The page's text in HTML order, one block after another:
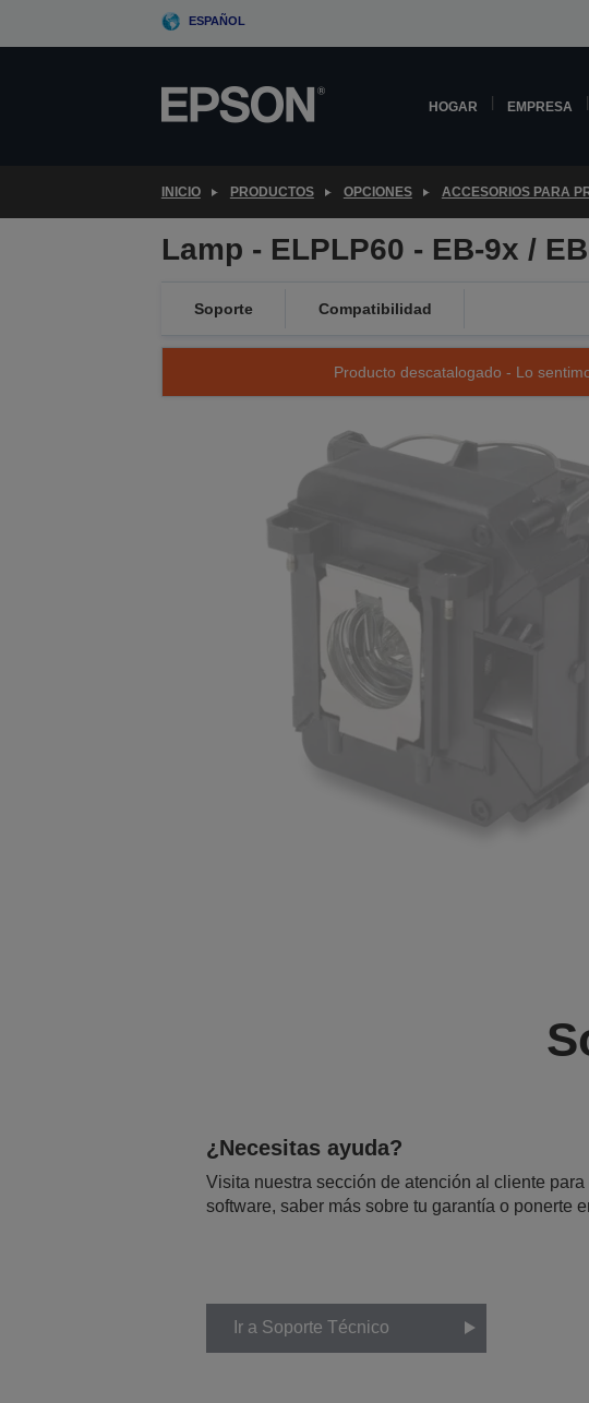
ESPAÑOL
HOGAR EMPRESA
INICIO PRODUCTOS OPCIONES ACCESORIOS PARA
Lamp - ELPLP60 - EB-9x /
Soporte Compatibilidad
Producto descatalogado - Lo
¿Necesitas ayuda?
Visita nuestra sección de atención al cliente
software, saber más sobre tu garantía o ponerte
Ir a Soporte Técnico